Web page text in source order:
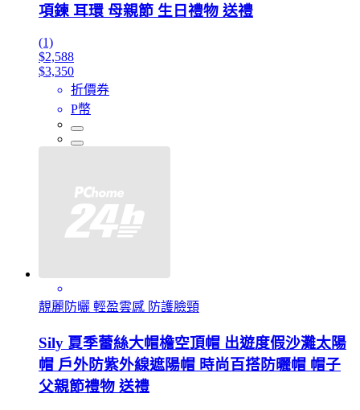
項鍊 耳環 母親節 生日禮物 送禮
(1)
$2,588
$3,350
折價券
P幣
靚麗防曬 輕盈雲感 防護臉頸
Sily 夏季蕾絲大帽檐空頂帽 出遊度假沙灘太陽
帽 戶外防紫外線遮陽帽 時尚百搭防曬帽 帽子
父親節禮物 送禮